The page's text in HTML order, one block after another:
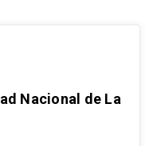
Nacional de La